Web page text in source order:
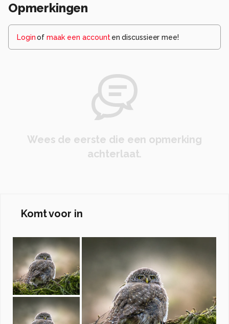
Opmerkingen
Loginof maak een account en discussieer mee!
Wees de eerste die een opmerking
achterlaat.
Komt voor in